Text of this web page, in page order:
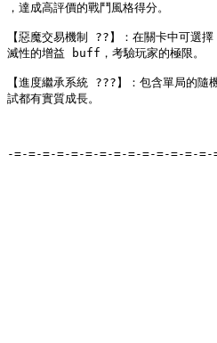
，達成高評價的戰鬥風格得分。
【惡魔交易機制 ??】：在關卡中可
滅性的增益 buff，考驗玩家的極限。
【進度繼承系統 ???】：包含單局的隨
試都有實質成長。
-=-=-=-=-=-=-=-=-=-=-=-=-=-